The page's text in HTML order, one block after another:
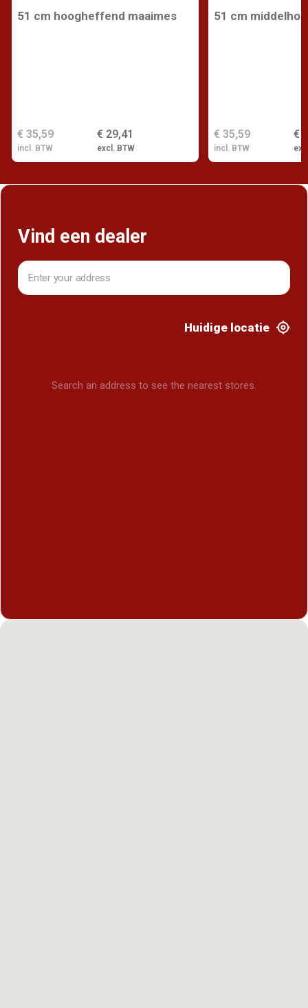
51 cm hoogheffend maaimes
€ 29,41
excl. BTW
€ 35,59
incl. BTW
51 cm
€
€ 35,59
incl. BTW
Vind een dealer
Huidige locatie
Search an address to see the nearest stores.